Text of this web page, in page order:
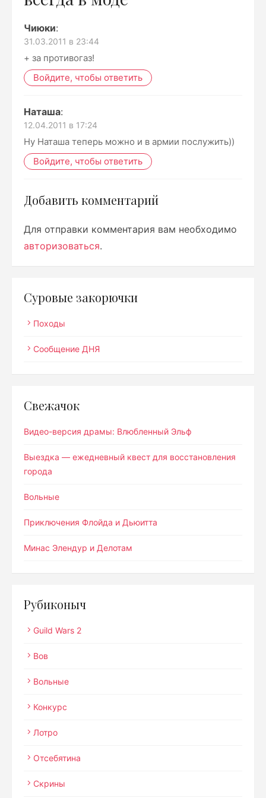
Чиюки:
31.03.2011 в 23:44
+ за противогаз!
Войдите, чтобы ответить
Наташа:
12.04.2011 в 17:24
Ну Наташа теперь можно и в армии послужить))
Войдите, чтобы ответить
Добавить комментарий
Для отправки комментария вам необходимо
авторизоваться.
Суровые закорючки
Походы
Сообщение ДНЯ
Свежачок
Видео-версия драмы: Влюбленный Эльф
Выездка — ежедневный квест для восстановления
города
Вольные
Приключения Флойда и Дьюитта
Минас Элендур и Делотам
Рубиконыч
Guild Wars 2
Вов
Вольные
Конкурс
Лотро
Отсебятина
Скрины